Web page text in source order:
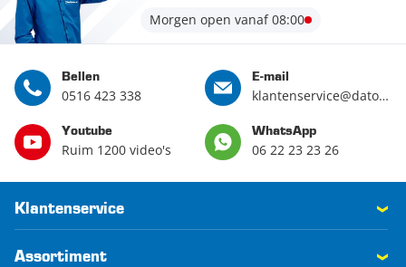
Morgen open vanaf 08:00
Bellen
0516 423 338
E-mail
klantenservice@datona.nl
Youtube
Ruim 1200 video's
WhatsApp
06 22 23 23 26
Klantenservice
Assortiment